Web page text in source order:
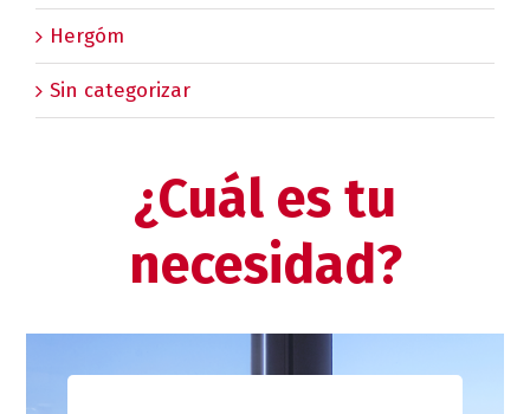
Hergóm
Sin categorizar
¿Cuál es tu
necesidad?